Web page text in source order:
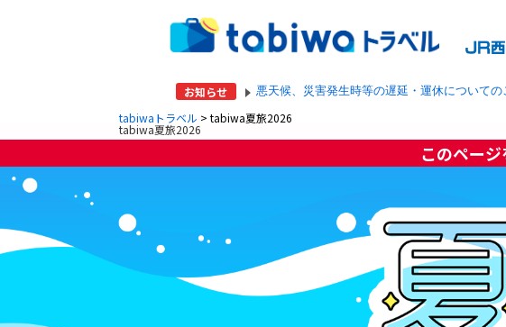
お知らせ 悪天候、災害発生時等の遅延・運休についての
tabiwaトラベル > tabiwa夏旅2026
tabiwa夏旅2026
このペー